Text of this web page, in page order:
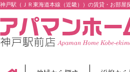
神戸駅（ＪＲ東海道本線（近畿））の賃貸・お部